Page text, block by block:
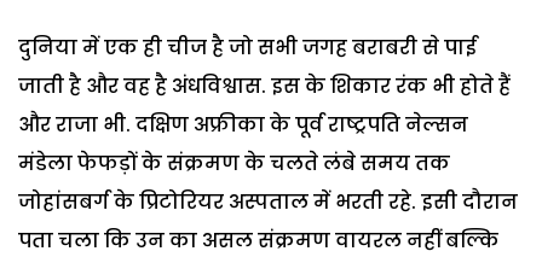
दुनिया में एक ही चीज है जो सभी जगह बराबरी से पाई
जाती है और वह है अंधविश्वास. इस के शिकार रंक भी होते हैं
और राजा भी. दक्षिण अफ्रीका के पूर्व राष्ट्रपति नेल्सन
मंडेला फेफड़ों के संक्रमण के चलते लंबे समय तक
जोहांसबर्ग के प्रिटोरियर अस्पताल में भरती रहे. इसी दौरान
पता चला कि उन का असल संक्रमण वायरल नहीं बल्कि